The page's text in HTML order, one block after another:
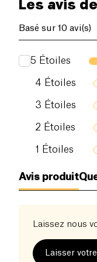
Les avis
Basé sur 10 avi(s)
5 Étoiles
4 Étoiles
3 Étoiles
2 Étoiles
1 Étoiles
Avis produit
Laissez nous
Laisser